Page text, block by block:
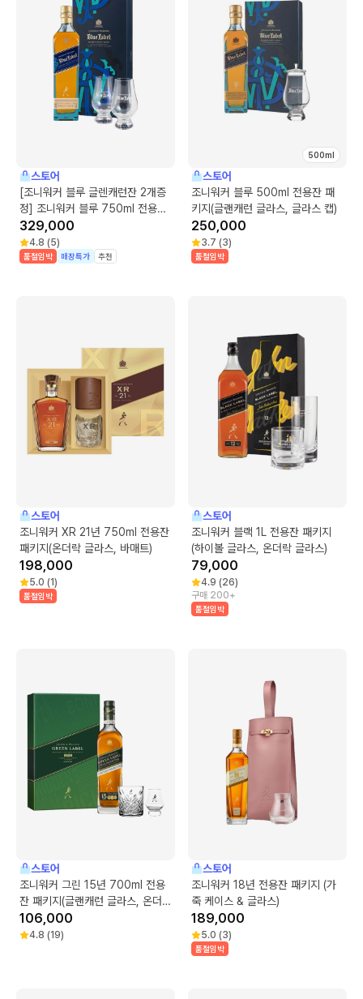
스토어
[조니워커 블루 글렌캐런잔 2개증
정] 조니워커 블루 750ml 전용잔
패키지(글렌캐런 2개, 블루 노트)
329,000
4.8 (5)
품절임박 매장특가 추천
500ml
스토어
조니워커 블루 500ml 전용잔 패
키지(글랜캐런 글라스, 글라스 캡)
250,000
3.7 (3)
품절임박
스토어
조니워커 XR 21년 750ml 전용잔
패키지(온더락 글라스, 바매트)
198,000
5.0 (1)
품절임박
스토어
조니워커 블랙 1L 전용잔 패키지
(하이볼 글라스, 온더락 글라스)
79,000
4.9 (26)
구매 200+
품절임박
스토어
조니워커 그린 15년 700ml 전용
잔 패키지(글랜캐런 글라스, 온더락
잔)
106,000
4.8 (19)
스토어
조니워커 18년 전용잔 패키지 (가
죽 케이스 & 글라스)
189,000
5.0 (3)
품절임박